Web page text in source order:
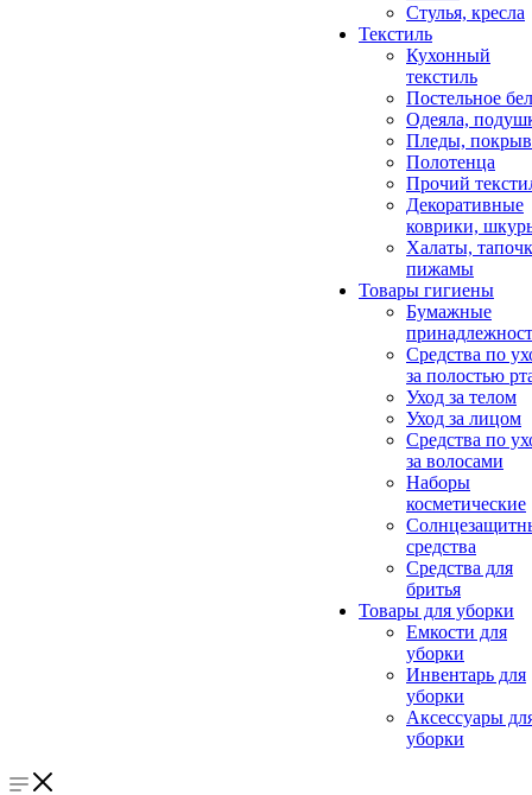
Стулья, кресла
Текстиль
Кухонный
текстиль
Постельное
Одеяла,
Пледы,
Полотенца
Прочий
Декоративные
коврики,
Халаты,
пижамы
Товары гигиены
Бумажные
Средства по
за полостью
Уход за телом
Уход за лицом
Средства по
за волосами
Наборы
косметические
средства
Средства для
бритья
Товары для уборки
Емкости для
уборки
Инвентарь для
уборки
Аксессуары
уборки